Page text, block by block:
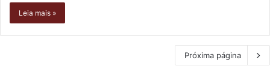
Leia mais »
Próxima página